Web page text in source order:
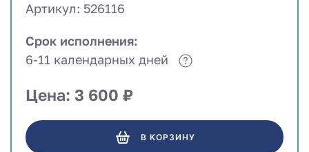
Артикул: 526116
Срок исполнения:
6-11 календарных дней
Цена: 3 600 ₽
В КОРЗИНУ